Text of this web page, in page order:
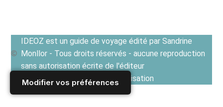
Modifier vos préférences
IDEOZ est un guide de voyage édité par Sandrine
Monllor - Tous droits réservés - aucune reproduction
sans autorisation écrite de l'éditeur
Voir les Conditions générales d'utilisation